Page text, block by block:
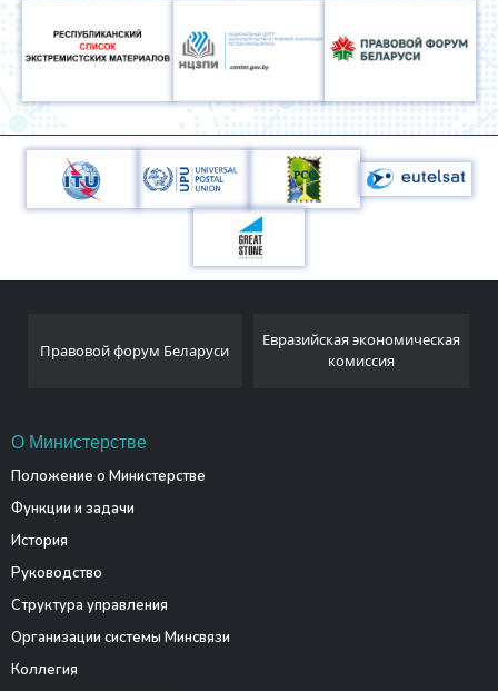
комиссия
статистический комитет
Республики Беларусь
О Министерстве
Положение о Министерстве
Функции и задачи
История
Руководство
Структура управления
Организации системы Минсвязи
Коллегия